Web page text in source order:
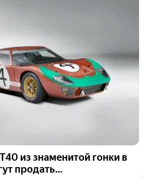
из знаменитой гонки в
продать...